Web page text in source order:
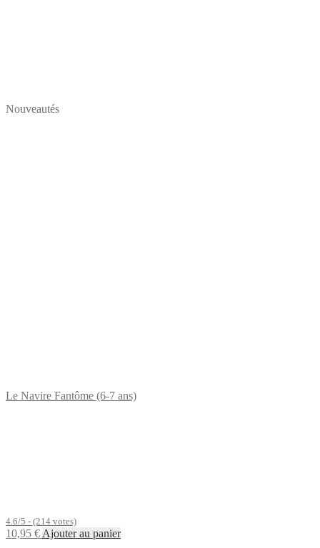
Nouveautés
Le Navire Fantôme (6-7 ans)
4.6/5 - (214 votes)
10,95 €Ajouter au panier